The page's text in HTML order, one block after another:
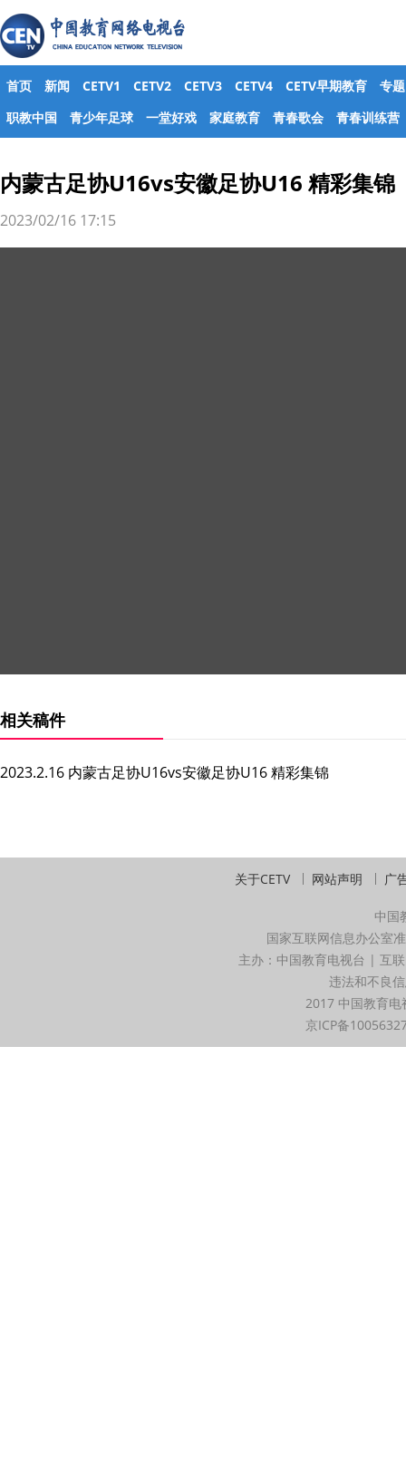
首页 新闻 CETV1 CETV2 CETV3 CETV4 CETV早期教育
专题
职教中国
青少年足球 一堂好戏 家庭教育 青春歌会 青春训练营
内蒙古足协U16vs安徽足协U16 精彩集锦
2023/02/16 17:15
相关稿件
2023.2.16 内蒙古足协U16vs安徽足协U16 精彩集锦
关于CETV 网站声明 广
中国
国家互联网信息办公室
主办：中国教育电视台 | 互
违法和不良
2017 中国教育
京ICP备